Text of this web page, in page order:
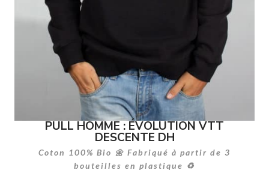
PULL HOMME : ÉVOLUTION VTT
DESCENTE DH
Coton 100% Bio 🌼 Fabriqué à partir de 3
bouteilles en plastique ♻